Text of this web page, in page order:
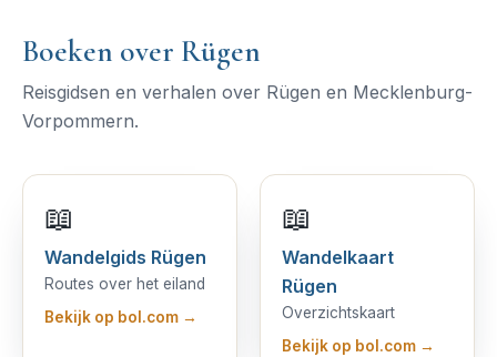
Boeken over Rügen
Reisgidsen en verhalen over Rügen en Mecklenburg-
Vorpommern.
📖
Wandelgids Rügen
Routes over het eiland
Bekijk op bol.com →
📖
Wandelkaart
Rügen
Overzichtskaart
Bekijk op bol.com →